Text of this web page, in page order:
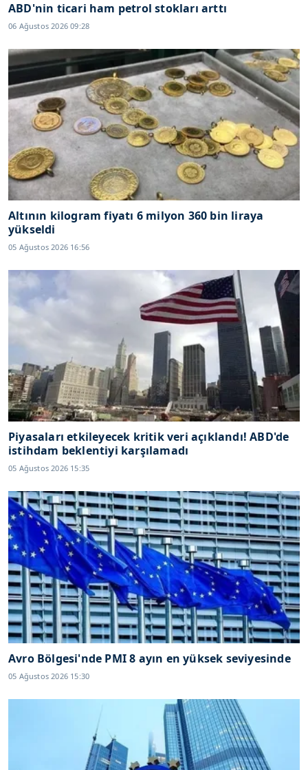
ABD'nin ticari ham petrol stokları arttı
06 Ağustos 2026 09:28
Altının kilogram fiyatı 6 milyon 360 bin liraya
yükseldi
05 Ağustos 2026 16:56
Piyasaları etkileyecek kritik veri açıklandı! ABD'de
istihdam beklentiyi karşılamadı
05 Ağustos 2026 15:35
Avro Bölgesi'nde PMI 8 ayın en yüksek seviyesinde
05 Ağustos 2026 15:30